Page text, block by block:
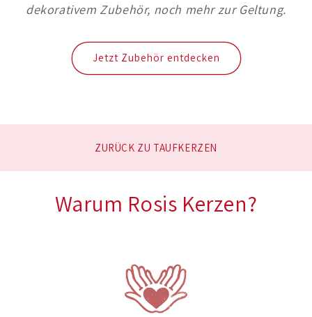
dekorativem Zubehör, noch mehr zur Geltung.
Jetzt Zubehör entdecken
ZURÜCK ZU TAUFKERZEN
Warum Rosis Kerzen?